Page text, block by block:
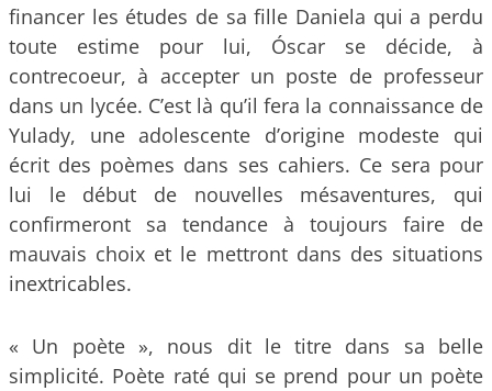
financer les études de sa fille Daniela qui a perdu
toute estime pour lui, Óscar se décide, à
contrecoeur, à accepter un poste de professeur
dans un lycée. C’est là qu’il fera la connaissance de
Yulady, une adolescente d’origine modeste qui
écrit des poèmes dans ses cahiers. Ce sera pour
lui le début de nouvelles mésaventures, qui
confirmeront sa tendance à toujours faire de
mauvais choix et le mettront dans des situations
inextricables.
« Un poète », nous dit le titre dans sa belle
simplicité. Poète raté qui se prend pour un poète